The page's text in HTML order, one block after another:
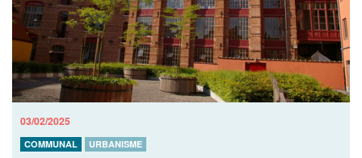
03/02/2025
COMMUNAL URBANISME